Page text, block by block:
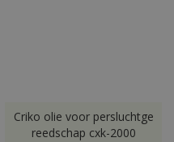
Criko olie voor persluchtge
reedschap cxk-2000